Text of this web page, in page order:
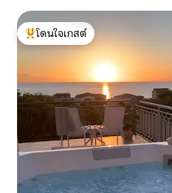
โดนใจเกสต์ที่สุด
โดนใจเกสต์